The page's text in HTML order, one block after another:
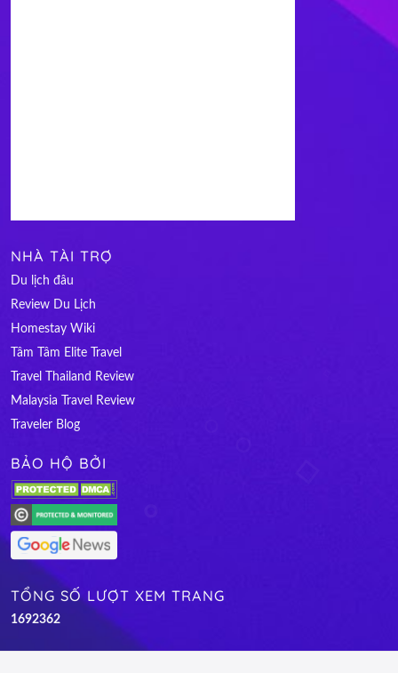
NHÀ TÀI TRỢ
Du lịch đâu
Review Du Lịch
Homestay Wiki
Tâm Tâm Elite Travel
Travel Thailand Review
Malaysia Travel Review
Traveler Blog
BẢO HỘ BỞI
TỔNG SỐ LƯỢT XEM TRANG
1692362